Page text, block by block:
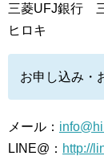
三菱UFJ銀行
ヒロキ
お申し込み・
メール：
LINE@： http://